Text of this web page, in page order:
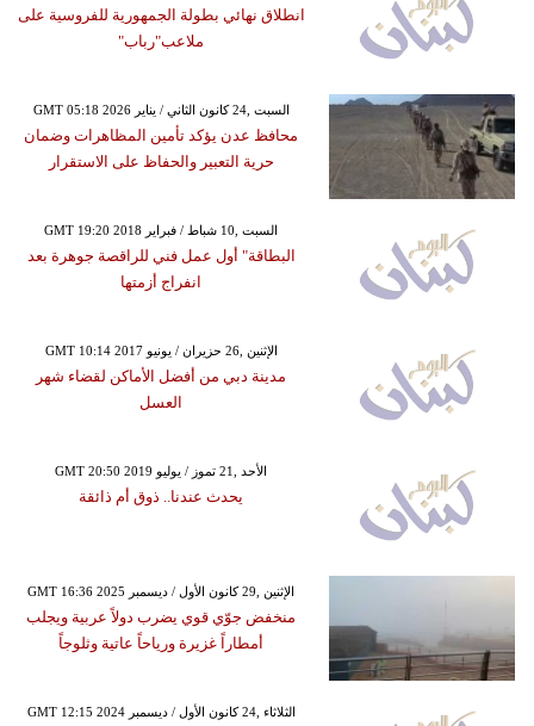
انطلاق نهائي بطولة الجمهورية للفروسية على
ملاعب"رباب"
GMT 05:18 2026 السبت ,24 كانون الثاني / يناير
محافظ عدن يؤكد تأمين المظاهرات وضمان
حرية التعبير والحفاظ على الاستقرار
GMT 19:20 2018 السبت ,10 شباط / فبراير
البطاقة" أول عمل فني للراقصة جوهرة بعد
انفراج أزمتها
GMT 10:14 2017 الإثنين ,26 حزيران / يونيو
مدينة دبي من أفضل الأماكن لقضاء شهر
العسل
GMT 20:50 2019 الأحد ,21 تموز / يوليو
يحدث عندنا.. ذوق أم ذائقة
GMT 16:36 2025 الإثنين ,29 كانون الأول / ديسمبر
منخفض جوّي قوي يضرب دولاً عربية ويجلب
أمطاراً غزيرة ورياحاً عاتية وثلوجاً
GMT 12:15 2024 الثلاثاء ,24 كانون الأول / ديسمبر